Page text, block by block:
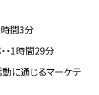
時間3分
・1時間29分
に通じるマーケテ